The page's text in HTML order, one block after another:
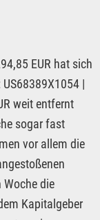
EUR hat sich
|
weit entfernt
sogar fast
vor allem die
Woche die
Kapitalgeber